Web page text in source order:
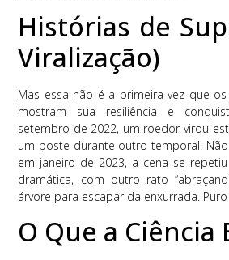
Histórias de
Viralização)
Mas essa não é a primeira vez que
mostram sua resiliência e
setembro de 2022, um roedor virou
um poste durante outro temporal.
em janeiro de 2023, a cena se
dramática, com outro rato
árvore para escapar da enxurrada.
O Que a Ciência